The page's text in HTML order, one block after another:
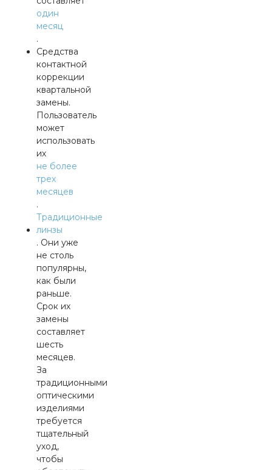
один
месяц
.
Средства
контактной
коррекции
квартальной
замены.
Пользователь
может
использовать
их
не более
трех
месяцев
.
Традиционные
линзы
. Они уже
не столь
популярны,
как были
раньше.
Срок их
замены
составляет
шесть
месяцев.
За
традиционными
оптическими
изделиями
требуется
тщательный
уход,
чтобы